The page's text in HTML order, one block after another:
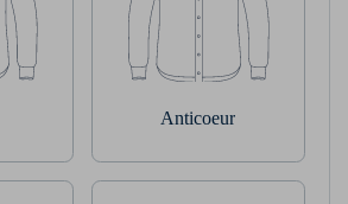
Anticoeur